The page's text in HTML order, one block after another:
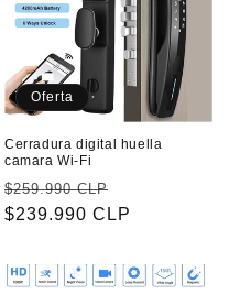
Oferta
Cerradura digital huella
camara Wi-Fi
Precio
habitual
$259.990 CLP
de
$239.990 CLP